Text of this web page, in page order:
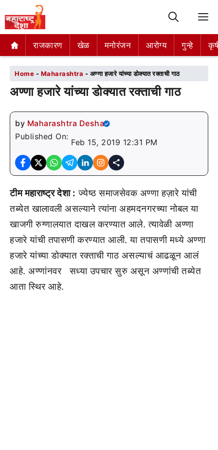
राजकारण खेळ मनोरंजन आरोग्य गुन्हे
राजकारण खेळ मनोरंजन आरोग्य गुन्हे
Home - Maharashtra - अण्णा हजारे यांच्या डोक्यात रक्ताची गाठ
अण्णा हजारे यांच्या डोक्यात रक्ताची गाठ
by Maharashtra Desha
Published On:
Feb 15, 2019 12:31 PM
टीम महाराष्ट्र देशा : ज्येष्ठ समाजसेवक अण्णा हज़ारे यांची
तब्येत खालावली असल्याने त्यांना अहमदनगरच्या नोबल या
खाजगी रुग्णालयात दाखल करण्यात आले. त्यावेळी अण्णा
हजारे यांची तपासणी करण्यात आली. या तपासणी मध्ये अण्णा
हजारे यांच्या डोक्यात रक्ताची गाठ असल्याचं आढळून आलं
आहे. अण्णांनवर सध्या उपचार सुरु असून अण्णांची तब्येत
आता स्थिर आहे.